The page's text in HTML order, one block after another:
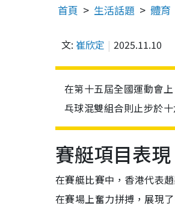
首頁 生活話題 體育
文: 崔欣定 2025.11.10
在第十五屆全國運動會
乓球混雙組合則止步於十
賽艇項目表現
在賽艇比賽中，香港代表
在賽場上奮力拼搏，展現